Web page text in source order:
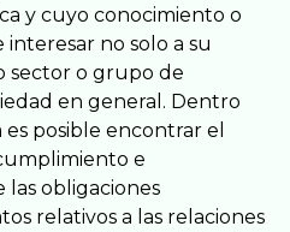
y cuyo conocimiento o
no solo a su
sector o grupo de
en general. Dentro
posible encontrar el
e
obligaciones
relativos a las relaciones